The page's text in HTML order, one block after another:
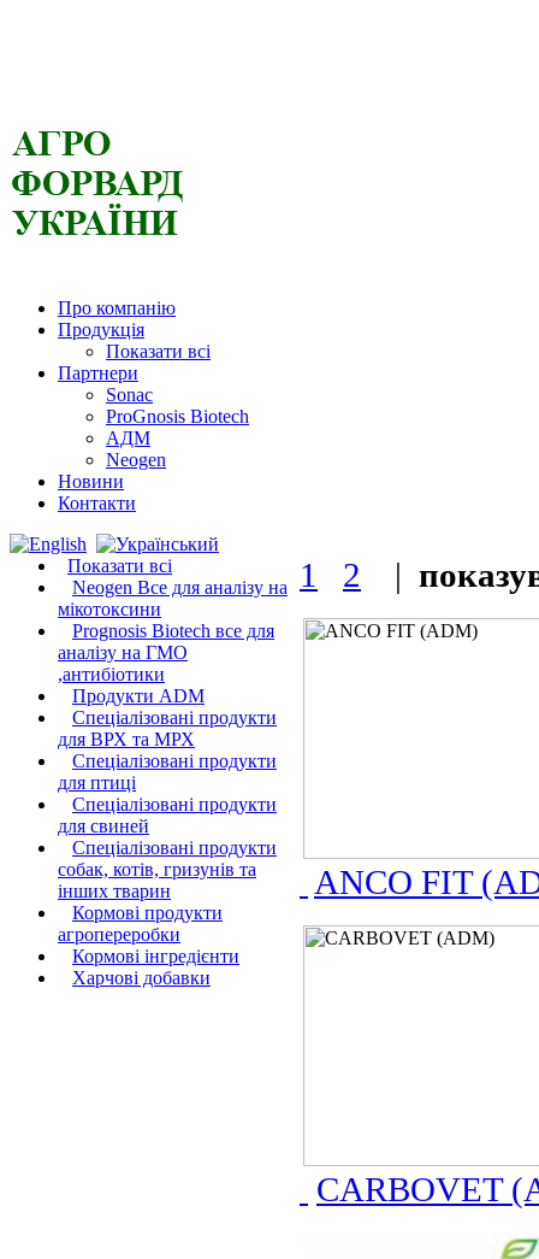
Про компанію
Продукція
Показати всі
Партнери
Sonac
ProGnosis Biotech
АДМ
Neogen
Новини
Контакти
Показати всі
Neogen Все для аналізу на
мікотоксини
Prognosis Biotech все для
аналізу на ГМО
,антибіотики
Продукти ADM
Спеціалізовані продукти
для ВРХ та МРХ
Спеціалізовані продукти
для птиці
Спеціалізовані продукти
для свиней
Спеціалізовані продукти
собак, котів, гризунів та
інших тварин
Кормові продукти
агропереробки
Кормові інгредієнти
Харчові добавки
1 2 |
ANCO FIT
CARBOVET